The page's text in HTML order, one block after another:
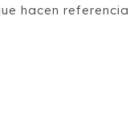
hacen